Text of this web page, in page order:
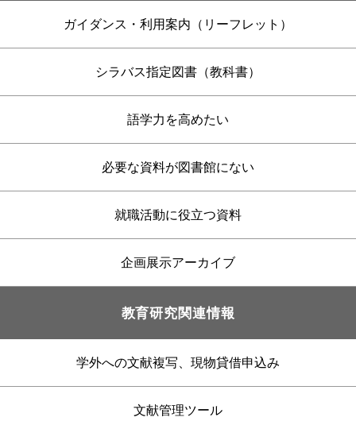
ガイダンス・利用案内（リーフレット）
シラバス指定図書（教科書）
語学力を高めたい
必要な資料が図書館にない
就職活動に役立つ資料
企画展示アーカイブ
教育研究関連情報
学外への文献複写、現物貸借申込み
文献管理ツール